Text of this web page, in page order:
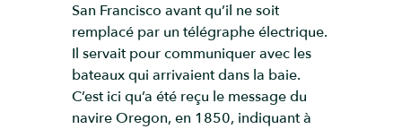
San Francisco avant qu’il ne soit
remplacé par un télégraphe électrique.
Il servait pour communiquer avec les
bateaux qui arrivaient dans la baie.
C’est ici qu’a été reçu le message du
navire Oregon, en 1850, indiquant à